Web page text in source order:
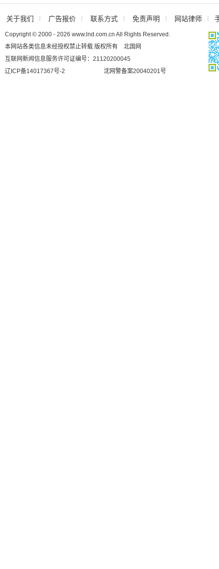
关于我们 广告报价 联系方式 免责声明 网站律师
Copyright © 2000 - 2026 www.lnd.com.cn All Rights Reserved.
本网站各类信息未经授权禁止转载 版权所有 北国网
互联网新闻信息服务许可证编号：21120200045
辽ICP备14017367号-2
沈网警备案20040201号